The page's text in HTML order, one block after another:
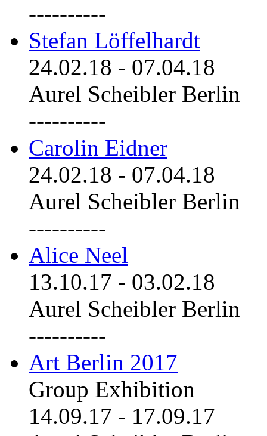
----------
Stefan Löffelhardt
24.02.18 - 07.04.18
Aurel Scheibler Berlin
----------
Carolin Eidner
24.02.18 - 07.04.18
Aurel Scheibler Berlin
----------
Alice Neel
13.10.17 - 03.02.18
Aurel Scheibler Berlin
----------
Art Berlin 2017
Group Exhibition
14.09.17 - 17.09.17